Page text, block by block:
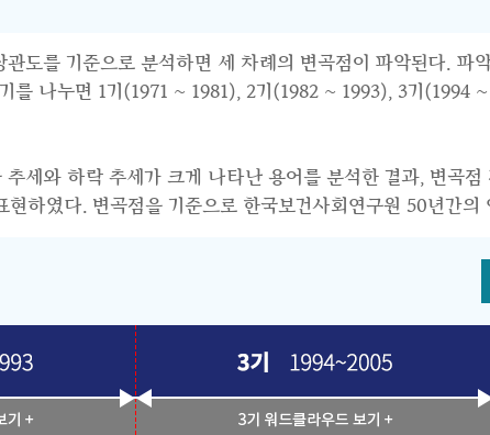
도를 기준으로 분석하면 세 차례의 변곡점이 파악된다. 파
를 나누면 1기(1971 ~ 1981), 2기(1982 ~ 1993), 3기
세와 하락 추세가 크게 나타난 용어를 분석한 결과, 변곡
하였다. 변곡점을 기준으로 한국보건사회연구원 50년간